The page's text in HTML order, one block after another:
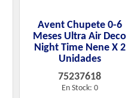
Avent Chupete 0-6
Meses Ultra Air Deco
Night Time Nene X 2
Unidades
75237618
En Stock: 0